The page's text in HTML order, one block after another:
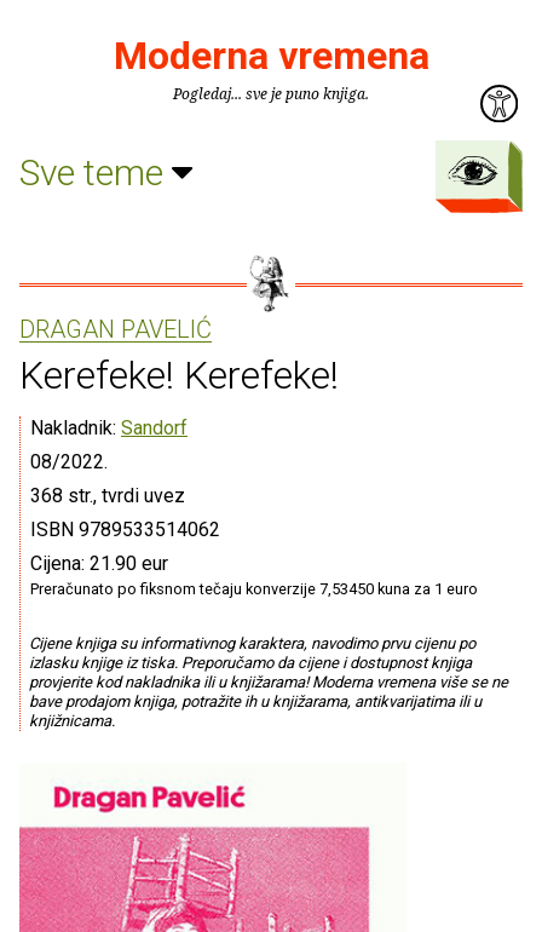
Moderna vremena
Pogledaj... sve je puno knjiga.
Sve teme
DRAGAN PAVELIĆ
Kerefeke! Kerefeke!
Nakladnik: Sandorf
08/2022.
368 str., tvrdi uvez
ISBN 9789533514062
Cijena: 21.90 eur
Preračunato po fiksnom tečaju konverzije 7,53450 kuna za 1 euro
Cijene knjiga su informativnog karaktera, navodimo prvu cijenu po
izlasku knjige iz tiska. Preporučamo da cijene i dostupnost knjiga
provjerite kod nakladnika ili u knjižarama! Moderna vremena više se ne
bave prodajom knjiga, potražite ih u knjižarama, antikvarijatima ili u
knjižnicama.